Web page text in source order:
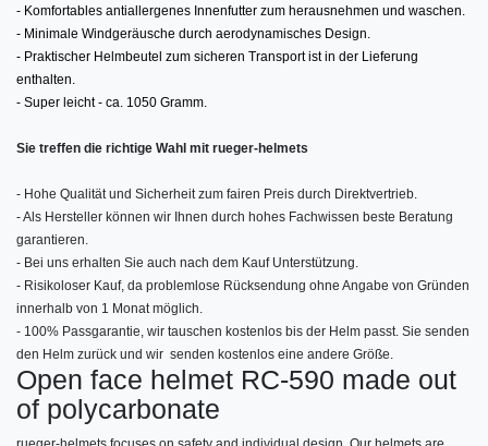
- Komfortables antiallergenes Innenfutter zum herausnehmen und waschen.
- Minimale Windgeräusche durch aerodynamisches Design.
- Praktischer Helmbeutel zum sicheren Transport ist in der Lieferung
enthalten.
- Super leicht - ca. 1050 Gramm.
Sie treffen die richtige Wahl mit rueger-helmets
- Hohe Qualität und Sicherheit zum fairen Preis durch Direktvertrieb.
- Als Hersteller können wir Ihnen durch hohes Fachwissen beste Beratung
garantieren.
- Bei uns erhalten Sie auch nach dem Kauf Unterstützung.
- Risikoloser Kauf, da problemlose Rücksendung ohne Angabe von Gründen
innerhalb von 1 Monat möglich.
- 100% Passgarantie, wir tauschen kostenlos bis der Helm passt. Sie senden
den Helm zurück und wir senden kostenlos eine andere Größe.
Open face helmet RC-590 made out
of polycarbonate